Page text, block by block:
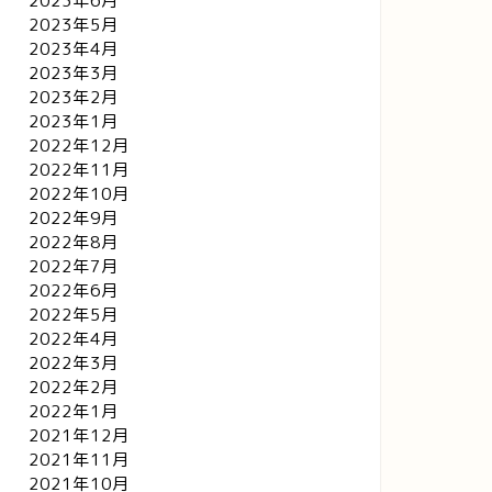
2023年5月
2023年4月
2023年3月
2023年2月
2023年1月
2022年12月
2022年11月
2022年10月
2022年9月
2022年8月
2022年7月
2022年6月
2022年5月
2022年4月
2022年3月
2022年2月
2022年1月
2021年12月
2021年11月
2021年10月